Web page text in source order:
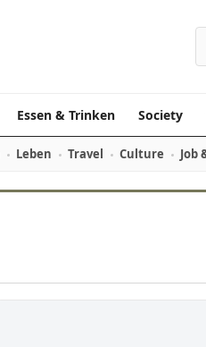
Essen & Trinken Society
Leben Travel Culture Job